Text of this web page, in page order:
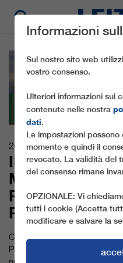
20.03.2017
IL NUOVO
MINIMETRO
PISA DAL
PENDOLARI
Con l’inaugurazione
PisaMover il 18 marzo 2017,
Informazioni
Sul nostro sito web
vostro consenso.
Ulteriori informazioni sui
contenute nelle nostra
dati.
Le impostazioni
momento e quindi il
revocato. La validità del
del consenso rimane
OPZIONALE: Vi
tutti i cookie (Accetta
modificare e salvare la